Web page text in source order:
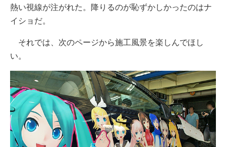
熱い視線が注がれた。降りるのが恥ずかしかったのはナ
イショだ。
それでは、次のページから施工風景を楽しんでほし
い。